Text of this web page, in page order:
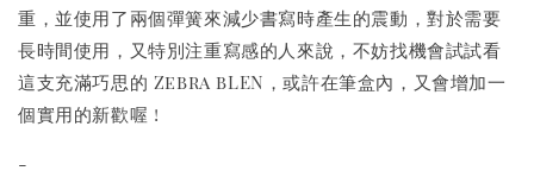
重，並使用了兩個彈簧來減少書寫時產生的震動，對於需要
長時間使用，又特別注重寫感的人來說，不妨找機會試試看
這支充滿巧思的 Zebra bLEN，或許在筆盒內，又會增加一
個實用的新歡喔 !
-